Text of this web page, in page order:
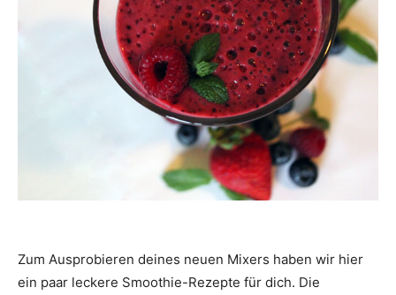
Zum Ausprobieren deines neuen Mixers haben wir hier
ein paar leckere Smoothie-Rezepte für dich. Die